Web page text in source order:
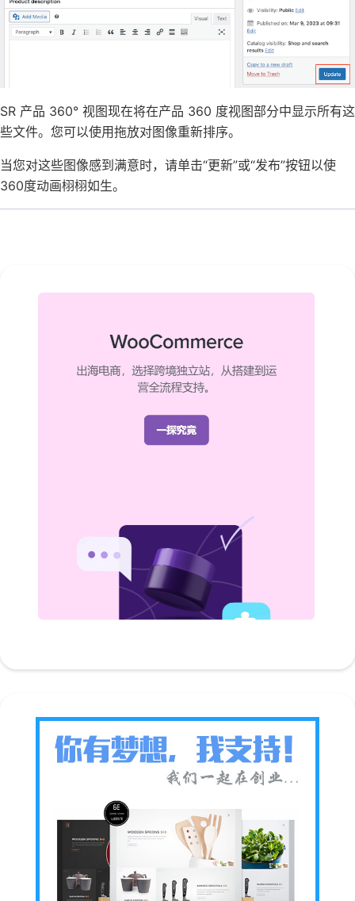
SR 产品 360° 视图现在将在产品 360 度视图部分中显示所有这
些文件。您可以使用拖放对图像重新排序。
当您对这些图像感到满意时，请单击“更新”或“发布”按钮以使
360度动画栩栩如生。